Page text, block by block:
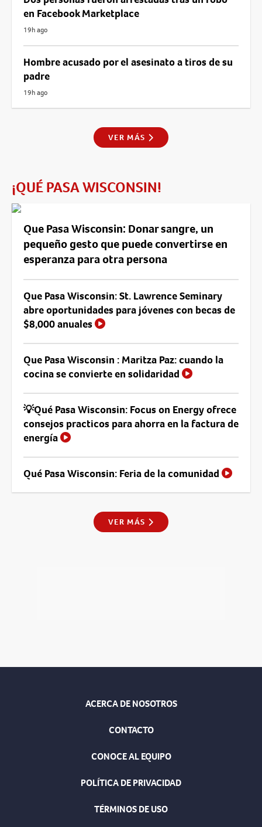
en Facebook Marketplace
19h ago
Hombre acusado por el asesinato a tiros de su
padre
19h ago
VER MÁS
¡QUÉ PASA WISCONSIN!
Que Pasa Wisconsin: Donar sangre, un
pequeño gesto que puede convertirse en
esperanza para otra persona
Que Pasa Wisconsin: St. Lawrence Seminary
abre oportunidades para jóvenes con becas de
$8,000 anuales
Que Pasa Wisconsin : Maritza Paz: cuando la
cocina se convierte en solidaridad
💡Qué Pasa Wisconsin: Focus on Energy ofrece
consejos practicos para ahorra en la factura de
energía
Qué Pasa Wisconsin: Feria de la comunidad
VER MÁS
ACERCA DE NOSOTROS
CONTACTO
CONOCE AL EQUIPO
POLÍTICA DE PRIVACIDAD
TÉRMINOS DE USO